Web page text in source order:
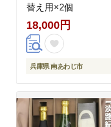
替え用×2個
18,000円
兵庫県 南あわじ市